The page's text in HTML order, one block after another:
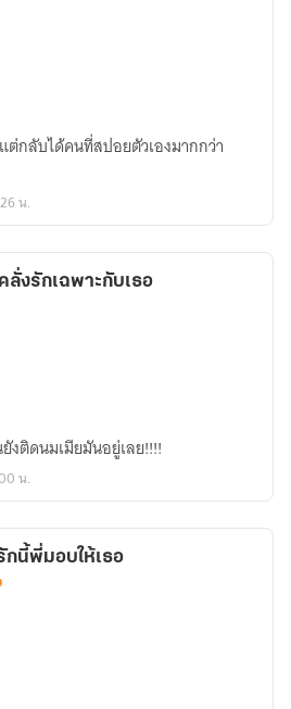
กลับได้คนที่สปอยตัวเองมากกว่า
น.
ลั่งรักเฉพาะกับเธอ
งติดนมเมียมันอยู่เลย!!!!
น.
นี้พี่มอบให้เธอ